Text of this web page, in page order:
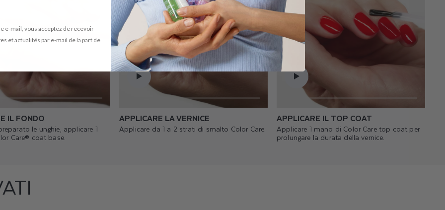
IL FONDO
le unghie, applicare 1
Care® coat base.
APPLICARE LA VERNICE
Applicare da 1 a 2 strati di smalto Color Care.
APPLICARE IL TOP COAT
Applicare 1 mano di Color Care top coat per
prolungare la durata della vernice.
e-mail, vous acceptez de recevoir
et actualités par e-mail de la part de